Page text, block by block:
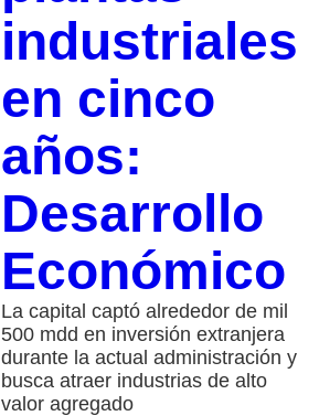
industriales
en cinco
años:
Desarrollo
Económico
La capital captó alrededor de mil
500 mdd en inversión extranjera
durante la actual administración y
busca atraer industrias de alto
valor agregado